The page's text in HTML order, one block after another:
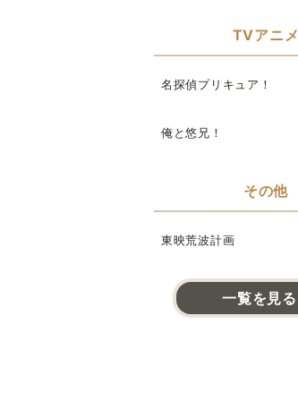
TVアニメ
名探偵プリキュア！
俺と悠兄！
その他
東映荒波計画
一覧を見る